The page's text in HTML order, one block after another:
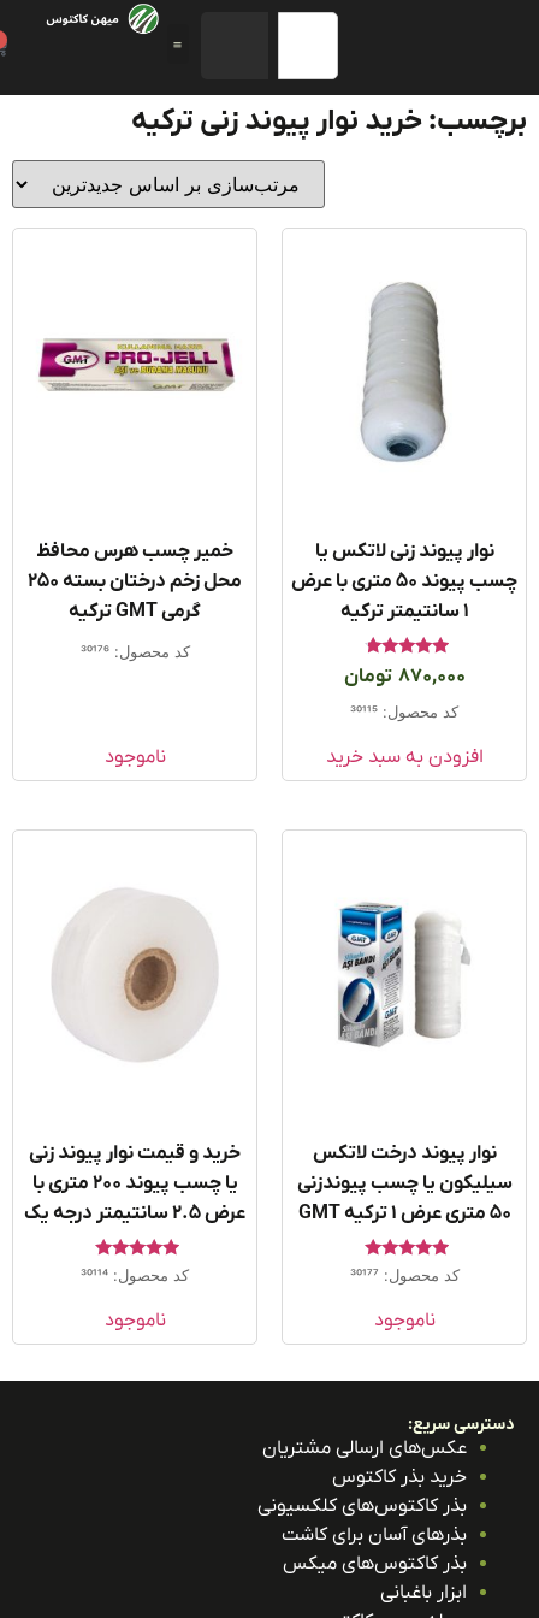
خرید نوار پیوند زنی ترکیه
نوار پیوند زنی لاتکس یا
چسب پیوند ۵۰ متری با عرض
4.50
870,000 تومان
کد محصول: 30115
افزودن به سبد خرید
خمیر چسب هرس محافظ
محل زخم درختان بسته 250
گرمی GMT ترکیه
کد محصول: 30176
ناموجود
نوار پیوند درخت لاتکس
یا چسب پیوندزنی
امتیاز
5.00
کد محصول: 30177
ناموجود
خرید و قیمت نوار پیوند زنی
یا چسب پیوند ۲۰۰ متری با
عرض 2.5 سانتیمتر درجه یک
امتیاز
5.00
کد محصول: 30114
ناموجود
سریع:
عکس‌های ارسالی مشتریان
خرید بذر کاکتوس
بذر کاکتوس‌های کلکسیونی
بذرهای آسان برای کاشت
بذر کاکتوس‌های میکس
ابزار باغبانی